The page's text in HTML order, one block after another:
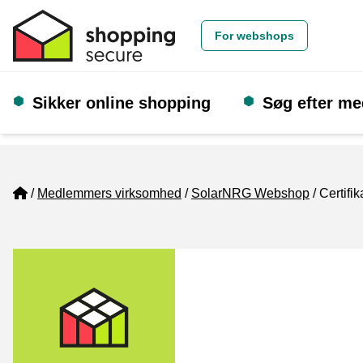
For webshops
Sikker online shopping Søg efter
Home
Medlemmers virksomhed SolarNRG Webshop